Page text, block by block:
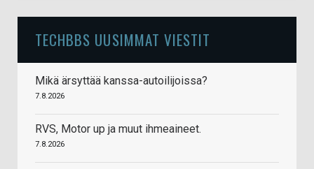
TECHBBS UUSIMMAT VIESTIT
Mikä ärsyttää kanssa-autoilijoissa?
7.8.2026
RVS, Motor up ja muut ihmeaineet.
7.8.2026